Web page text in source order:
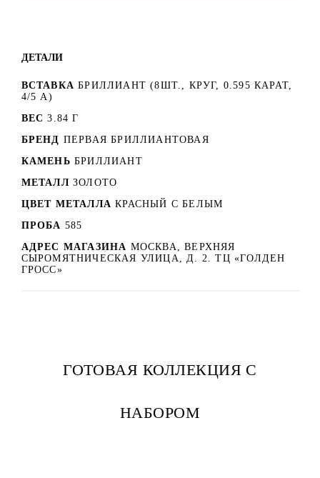
ДЕТАЛИ
ВСТАВКА БРИЛЛИАНТ (8ШТ., КРУГ, 0.595 КАРАТ,
4/5 А)
ВЕС 3.84 Г
БРЕНД ПЕРВАЯ БРИЛЛИАНТОВАЯ
КАМЕНЬ БРИЛЛИАНТ
МЕТАЛЛ ЗОЛОТО
ЦВЕТ МЕТАЛЛА КРАСНЫЙ C БЕЛЫМ
ПРОБА 585
АДРЕС МАГАЗИНА МОСКВА, ВЕРХНЯЯ
СЫРОМЯТНИЧЕСКАЯ УЛИЦА, Д. 2. ТЦ «ГОЛДЕН
ГРОСС»
ГОТОВАЯ КОЛЛЕКЦИЯ С
НАБОРОМ